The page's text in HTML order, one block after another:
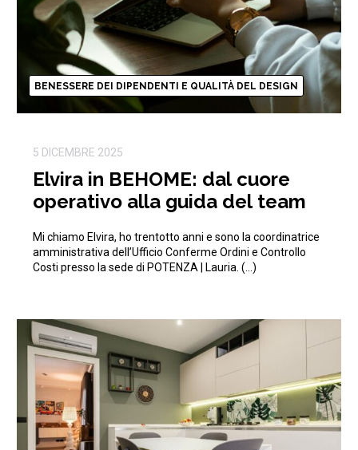
BENESSERE DEI DIPENDENTI E QUALITÀ DEL DESIGN
5 DICEMBRE 2025
Elvira in BEHOME: dal cuore
operativo alla guida del team
Mi chiamo Elvira, ho trentotto anni e sono la coordinatrice
amministrativa dell’Ufficio Conferme Ordini e Controllo
Costi presso la sede di POTENZA | Lauria. (…)